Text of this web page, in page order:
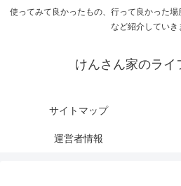
使ってみて良かったもの、行って良かった
など紹介していき
けんさん家のライ
サイトマップ
運営者情報